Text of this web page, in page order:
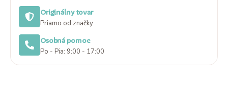
Originálny tovar
Priamo od značky
Osobná pomoc
Po - Pia: 9:00 - 17:00